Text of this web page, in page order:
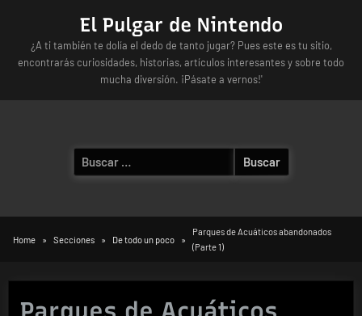
content
El Pulgar de Nintendo
¿A ti también te dolía el dedo de tanto jugar? Pues este es tu sitio,
encontrarás curiosidades, historias, artículos interesantes y sobre todo
mucha diversión. ¡Pásate a vernos!'
Buscar:
Home Secciones De todo un poco
Parques de Acuáticos abandonados
(Parte 1)